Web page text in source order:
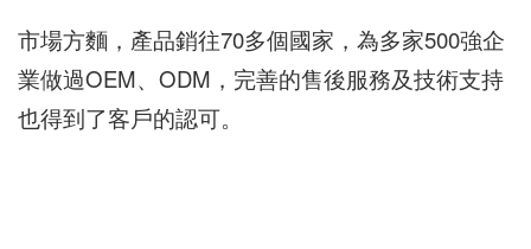
市場方麵，產品銷往70多個國家，為多家500強企
業做過OEM、ODM，完善的售後服務及技術支持
也得到了客戶的認可。